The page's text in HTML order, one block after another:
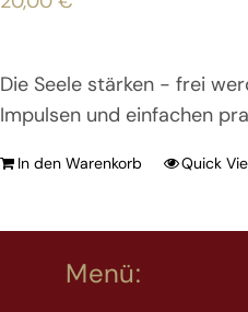
Die Seele stärken - frei
Impulsen und einfachen
In den Warenkorb Quick
Menü: